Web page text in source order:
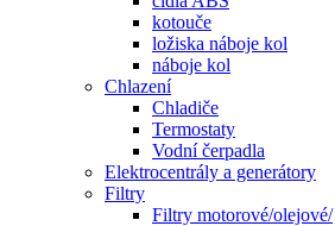
kotouče
ložiska náboje kol
náboje kol
Chlazení
Chladiče
Termostaty
Vodní čerpadla
Elektrocentrály a generátory
Filtry
Filtry motorové/olejové/